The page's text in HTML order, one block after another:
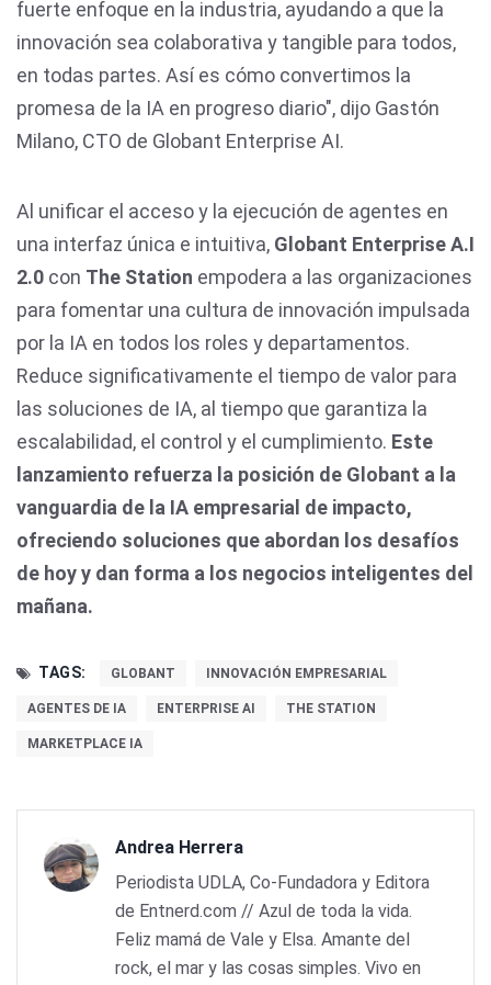
fuerte enfoque en la industria, ayudando a que la
innovación sea colaborativa y tangible para todos,
en todas partes. Así es cómo convertimos la
promesa de la IA en progreso diario", dijo Gastón
Milano, CTO de Globant Enterprise AI.
Al unificar el acceso y la ejecución de agentes en
una interfaz única e intuitiva, Globant Enterprise A.I
2.0 con The Station empodera a las organizaciones
para fomentar una cultura de innovación impulsada
por la IA en todos los roles y departamentos.
Reduce significativamente el tiempo de valor para
las soluciones de IA, al tiempo que garantiza la
escalabilidad, el control y el cumplimiento. Este
lanzamiento refuerza la posición de Globant a la
vanguardia de la IA empresarial de impacto,
ofreciendo soluciones que abordan los desafíos
de hoy y dan forma a los negocios inteligentes del
mañana.
TAGS: GLOBANT INNOVACIÓN EMPRESARIAL
AGENTES DE IA ENTERPRISE AI THE STATION
MARKETPLACE IA
Andrea Herrera
Periodista UDLA, Co-Fundadora y Editora
de Entnerd.com // Azul de toda la vida.
Feliz mamá de Vale y Elsa. Amante del
rock, el mar y las cosas simples. Vivo en